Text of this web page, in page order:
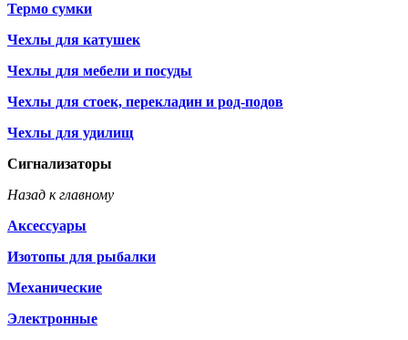
Термо сумки
Чехлы для катушек
Чехлы для мебели и посуды
Чехлы для стоек, перекладин и род-подов
Чехлы для удилищ
Сигнализаторы
Назад к главному
Аксессуары
Изотопы для рыбалки
Механические
Электронные